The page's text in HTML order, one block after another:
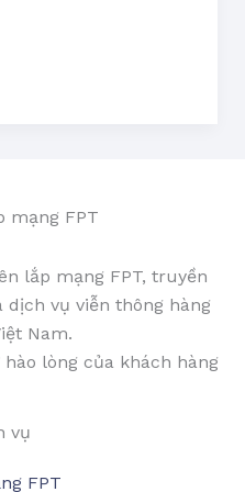
mạng FPT
lắp mạng FPT, truyền
dịch vụ viễn thông hàng
Nam.
lòng của khách hàng
vụ
FPT